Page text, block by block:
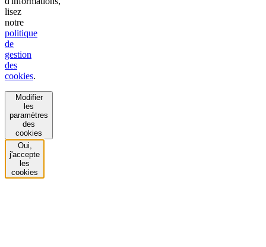
lisez
notre
politique
de
gestion
des
cookies.
Modifier
les
paramètres
des
cookies
Oui,
j'accepte
les
cookies